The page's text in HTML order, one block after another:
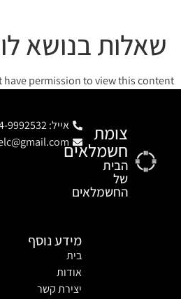
שאלות בנושא
have permission to view this content.
צומת
חשמלאים
הבית
של
החשמלאים
אייל: 054-9992532
מידע נוסף
בית
אודות
יצירת קשר